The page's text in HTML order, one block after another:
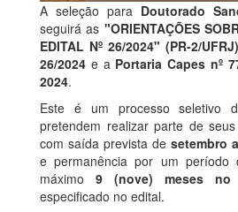
A seleção para Doutorado
seguirá as "ORIENTAÇÕES
EDITAL Nº 26/2024" (PR-2/UFRJ)
26/2024 e a Portaria Capes nº
2024.
Este é um processo seletivo
pretendem realizar parte de
com saída prevista de setembro
e permanência por um
máximo 9 (nove) meses no
especificado no edital.